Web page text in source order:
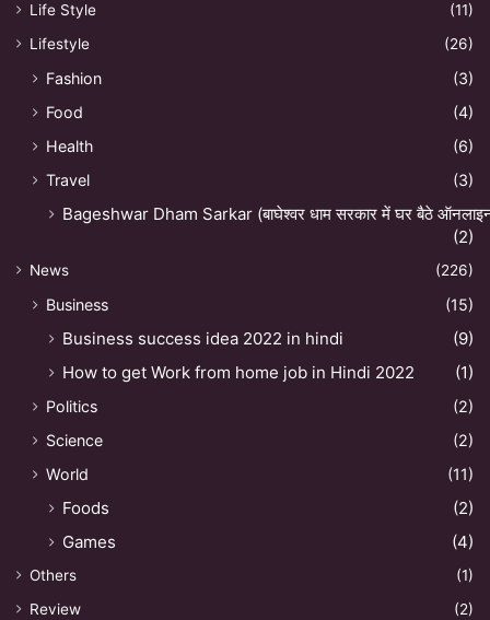
Life Style
(11)
Lifestyle
(26)
Fashion
(3)
Food
(4)
Health
(6)
Travel
(3)
Bageshwar Dham Sarkar (बाघेश्वर धाम सरकार में घर बैठे
(2)
News (226)
Business (15)
Business success idea 2022 in hindi
(9)
How to get Work from home job in Hindi 2022
(1)
Politics
(2)
Science
(2)
World
(11)
Foods
(2)
Games
(4)
Others
(1)
Review
(2)